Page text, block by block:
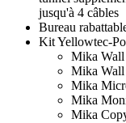
jusqu'à 4 câbles
Bureau
Kit Yellowtec-
Mika Wall
Mika Wall
Mika
Mika
Mika